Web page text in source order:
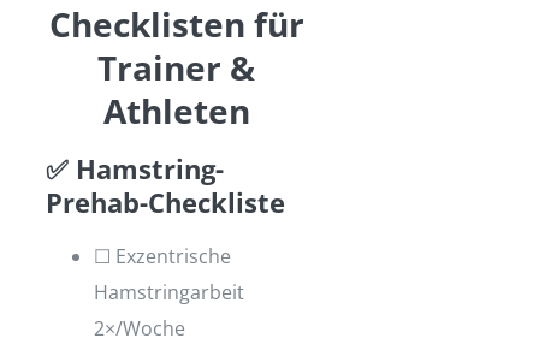
Checklisten für
Trainer &
Athleten
✅ Hamstring-
Prehab-Checkliste
☐ Exzentrische
Hamstringarbeit
2×/Woche